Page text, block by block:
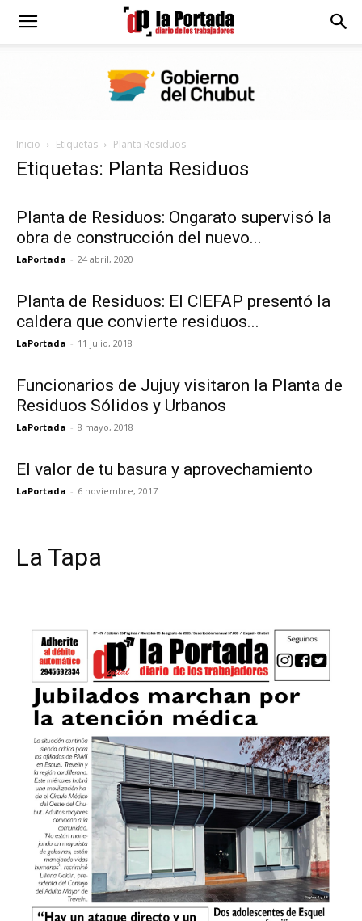
Diario
Portada
Inicio Etiquetas Planta Residuos
Etiquetas: Planta Residuos
Planta de Residuos: Ongarato supervisó la
obra de construcción del nuevo...
LaPortada - 24 abril, 2020
Planta de Residuos: El CIEFAP presentó la
caldera que convierte residuos...
LaPortada - 11 julio, 2018
Funcionarios de Jujuy visitaron la Planta de
Residuos Sólidos y Urbanos
LaPortada - 8 mayo, 2018
El valor de tu basura y aprovechamiento
LaPortada - 6 noviembre, 2017
La Tapa